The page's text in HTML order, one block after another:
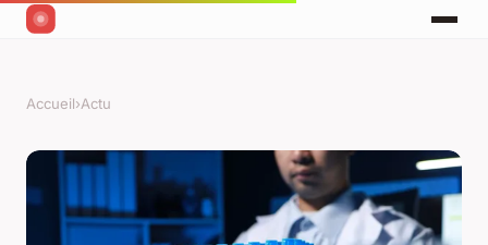
Accueil›Actu